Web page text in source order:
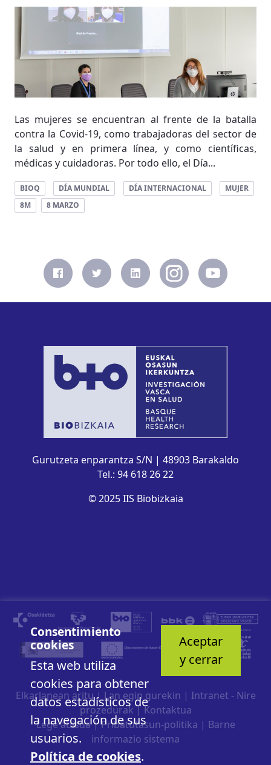
Las mujeres se encuentran al frente de la batalla
contra la Covid-19, como trabajadoras del sector de
la salud y en primera línea, y como científicas,
médicas y cuidadoras. Por todo ello, el Día...
BIOQ DÍA MUNDIAL DÍA INTERNACIONAL
MUJER
8M
8 MARZO
Gurutzeta enparantza S/N | 48903 Barakaldo
Tel.: 94 618 26 22
© 2025 IIS Biobizkaia
Consentimiento
cookies
Esta web utiliza
cookies para obtener
datos estadísticos de
la navegación de sus
usuarios.
Política de cookies.
Aceptar
y cerrar
Elkarlanean aritu| Lan egin gurekin | Intranet - Nire
prozedurak|Kontaktua
Lege abisua|Pribatutasun-politika | Barne
informazio sistema